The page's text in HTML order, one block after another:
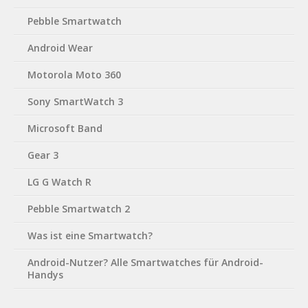
Pebble Smartwatch
Android Wear
Motorola Moto 360
Sony SmartWatch 3
Microsoft Band
Gear 3
LG G Watch R
Pebble Smartwatch 2
Was ist eine Smartwatch?
Android-Nutzer? Alle Smartwatches für Android-
Handys